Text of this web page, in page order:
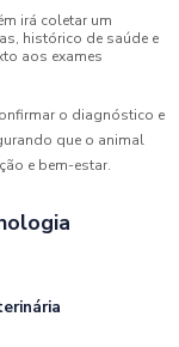
irá coletar um
histórico de saúde e
aos exames
o diagnóstico e
que o animal
e bem-estar.